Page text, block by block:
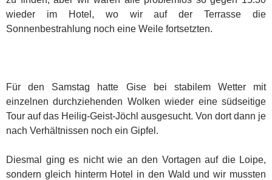
wieder im Hotel, wo wir auf der Terrasse die
Sonnenbestrahlung noch eine Weile fortsetzten.
Für den Samstag hatte Gise bei stabilem Wetter mit
einzelnen durchziehenden Wolken wieder eine südseitige
Tour auf das Heilig-Geist-Jöchl ausgesucht. Von dort dann je
nach Verhältnissen noch ein Gipfel.
Diesmal ging es nicht wie an den Vortagen auf die Loipe,
sondern gleich hinterm Hotel in den Wald und wir mussten